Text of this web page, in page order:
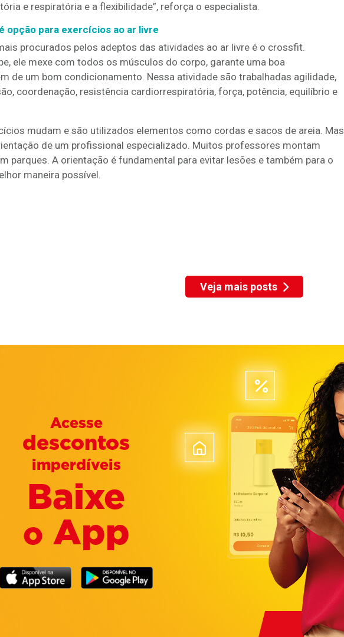
e respiratória e a flexibilidade”, reforça o especialista.
opção para exercícios ao ar livre
procurados pelos adeptos das atividades ao ar livre é o crossfit.
ele mexe com todos os músculos do corpo, garante uma boa
de um bom condicionamento. Nessa atividade são trabalhadas agilidade,
coordenação, resistência cardiorrespiratória, força, potência, equilíbrio e
mudam e são utilizados elementos como cordas e sacos de areia. Mas
de um profissional especializado. Muitos professores montam
parques. A orientação é fundamental para evitar lesões e também para o
maneira possível.
Veja mais posts
Acesse
descontos
imperdíveis
Baixe
o App